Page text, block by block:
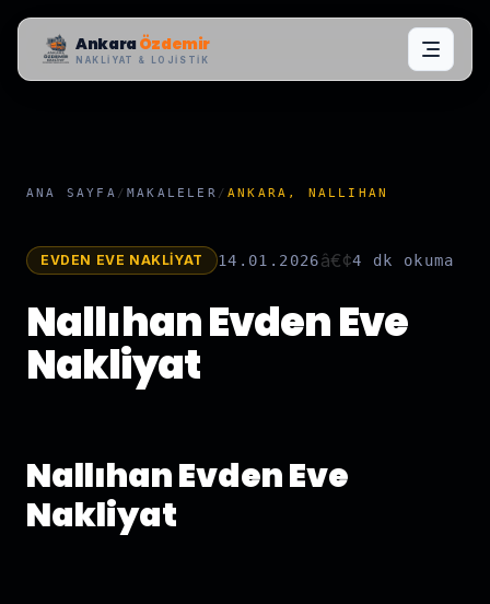
AnkaraÖzdemir
NAKLIYAT & LOJISTIK
ANA SAYFA /MAKALELER /ANKARA, NALLIHAN
EVDEN EVE NAKLIYAT 14.01.2026â€¢4 dk okuma
Nallıhan Evden Eve
Nakliyat
Nallıhan Evden Eve
Nakliyat